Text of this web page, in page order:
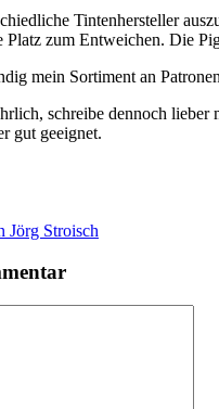
Tintenhersteller
Platz zum Entweichen. Die
mein Sortiment an
schreibe dennoch
gut geeignet.
Stroisch